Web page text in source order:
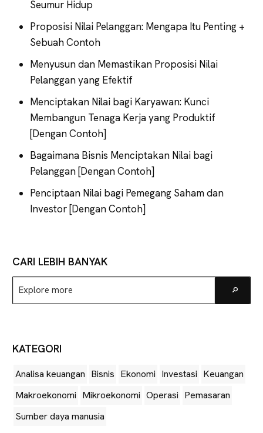
Seumur Hidup
Proposisi Nilai Pelanggan: Mengapa Itu Penting +
Sebuah Contoh
Menyusun dan Memastikan Proposisi Nilai
Pelanggan yang Efektif
Menciptakan Nilai bagi Karyawan: Kunci
Membangun Tenaga Kerja yang Produktif
[Dengan Contoh]
Bagaimana Bisnis Menciptakan Nilai bagi
Pelanggan [Dengan Contoh]
Penciptaan Nilai bagi Pemegang Saham dan
Investor [Dengan Contoh]
CARI LEBIH BANYAK
Explore
more
KATEGORI
Analisa keuangan Bisnis Ekonomi Investasi Keuangan
Makroekonomi Mikroekonomi Operasi Pemasaran
Sumber daya manusia